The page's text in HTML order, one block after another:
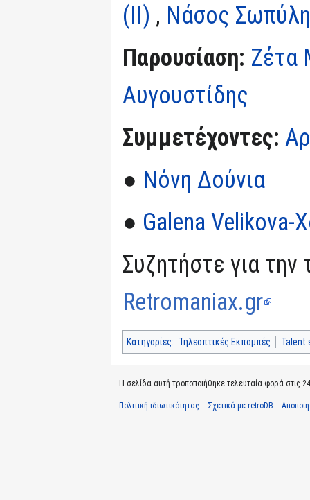
(II) , Νάσος
Παρουσίαση: Ζέτα
Αυγουστίδης
Συμμετέχοντες:
● Νόνη Δούνια
● Galena Velikova-
Συζητήστε για την
Retromaniax.gr
Κατηγορίες: Τηλεοπτικές Εκπομπές Talent
Η σελίδα αυτή τροποποιήθηκε τελευταία φορά στις 24
Πολιτική ιδιωτικότητας Σχετικά με retroDB